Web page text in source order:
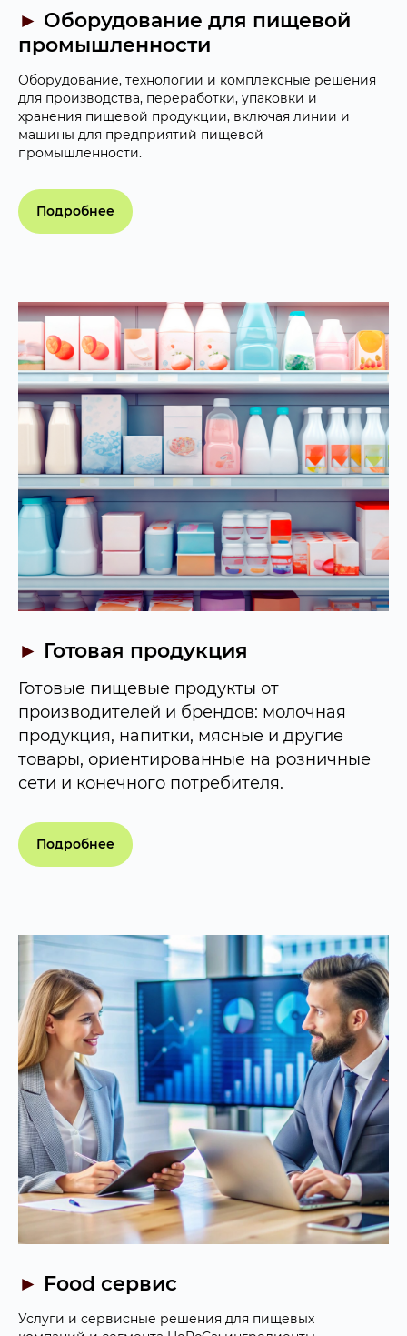
► Оборудование для пищевой
промышленности
Оборудование, технологии и комплексные решения
для производства, переработки, упаковки и
хранения пищевой продукции, включая линии и
машины для предприятий пищевой
промышленности.
Подробнее
► Готовая продукция
Готовые пищевые продукты от
производителей и брендов: молочная
продукция, напитки, мясные и другие
товары, ориентированные на розничные
сети и конечного потребителя.
Подробнее
► Food сервис
Услуги и сервисные решения для пищевых